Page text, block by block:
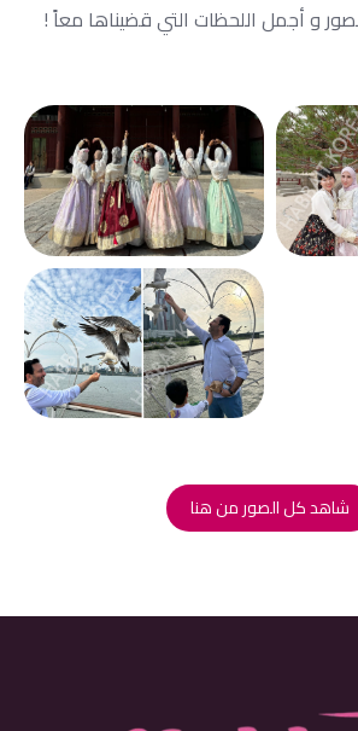
و أجمل اللحظات التي قضيناها معاً !
شاهد كل الصور من هنا